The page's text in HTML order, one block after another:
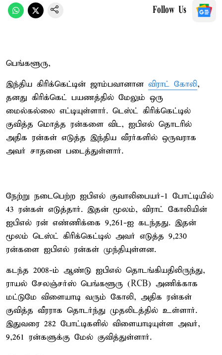
Follow Us
பெங்களூரு,
இந்திய கிரிக்கெட்டின் ஜாம்பவானான விராட் கோலி,
தனது கிரிக்கெட் பயணத்தில் மேலும் ஒரு
மைல்கல்லை எட்டியுள்ளார். டெஸ்ட் கிரிக்கெட்டில்
குவித்த மொத்த ரன்களை விட, ஐபிஎல் தொடரில்
அதிக ரன்கள் எடுத்த இந்திய வீரர்களில் ஒருவராக
அவர் சாதனை படைத்துள்ளார்.
நேற்று நடைபெற்ற ஐபிஎல் குவாலிபையர்-1 போட்டியில்
43 ரன்கள் எடுத்தார். இதன் மூலம், விராட் கோலியின்
ஐபிஎல் ரன் எண்ணிக்கை 9,261-ஐ கடந்தது. இதன்
மூலம் டெஸ்ட் கிரிக்கெட்டில் அவர் எடுத்த 9,230
ரன்களை ஐபிஎல் ரன்கள் முந்தியுள்ளன.
கடந்த 2008-ம் ஆண்டு ஐபிஎல் தொடங்கியதிலிருந்து,
ராயல் சேலஞ்சர்ஸ் பெங்களூரு (RCB) அணிக்காக
மட்டுமே விளையாடி வரும் கோலி, அதிக ரன்கள்
குவித்த வீரராக தொடர்ந்து முதலிடத்தில் உள்ளார்.
இதுவரை 282 போட்டிகளில் விளையாடியுள்ள அவர்,
9,261 ரன்களுக்கு மேல் குவித்துள்ளார்.